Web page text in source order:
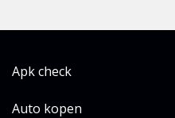
Apk check
Auto kopen